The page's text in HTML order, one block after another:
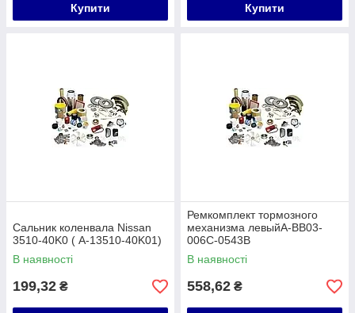
Купити Купити
Сальник коленвала Nissan
3510-40K0 ( A-13510-40K01)
В наявності
199,32 ₴
Ремкомплект тормозного
механизма левыйA-BB03-
006C-0543B
В наявності
558,62 ₴